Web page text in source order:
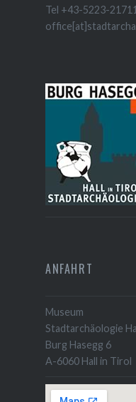
Tel +43-5223-21711
ANFAHRT
Museum
Stadtarchäologie
Burg Hasegg 6
A-6060 Hall in Tirol